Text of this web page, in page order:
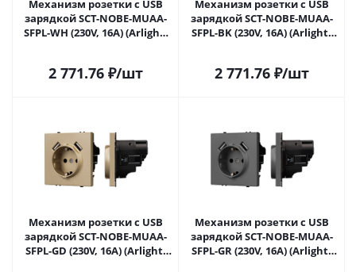
Механизм розетки с USB
зарядкой SCT-NOBE-MUAA-
SFPL-WH (230V, 16A) (Arlight,
2 771.76₽/шт
Механизм розетки с USB
зарядкой SCT-NOBE-MUAA-
SFPL-BK (230V, 16A) (Arlight,
2 771.76₽/шт
Механизм розетки с USB
зарядкой SCT-NOBE-MUAA-
SFPL-GD (230V, 16A) (Arlight,
Механизм розетки с USB
зарядкой SCT-NOBE-MUAA-
SFPL-GR (230V, 16A) (Arlight,